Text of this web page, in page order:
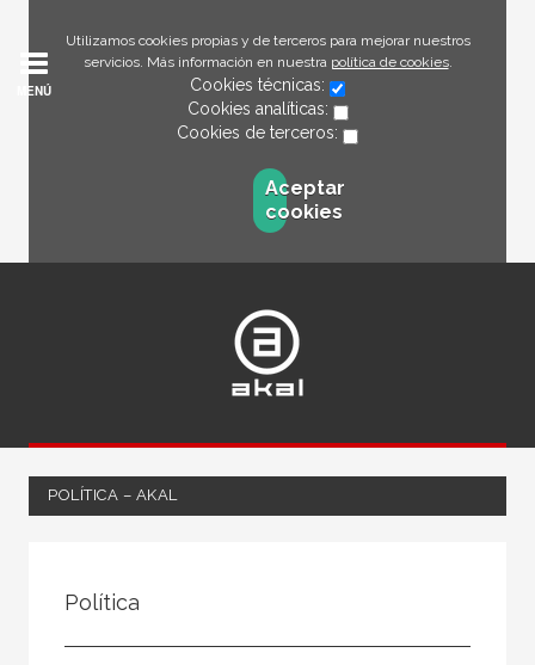
Utilizamos cookies propias y de terceros para mejorar nuestros
servicios. Más información en nuestra política de cookies.
Cookies técnicas:
Cookies analíticas:
Cookies de terceros:
Aceptar
cookies
MENÚ
POLÍTICA – AKAL
Ciencias humanas y sociales
Política
Política